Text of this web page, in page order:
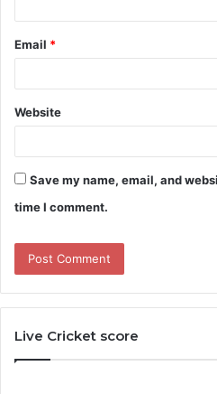
Email *
Website
Save my name, email, and
time I comment.
Live Cricket score